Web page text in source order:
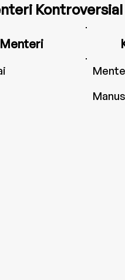
Kontroversial